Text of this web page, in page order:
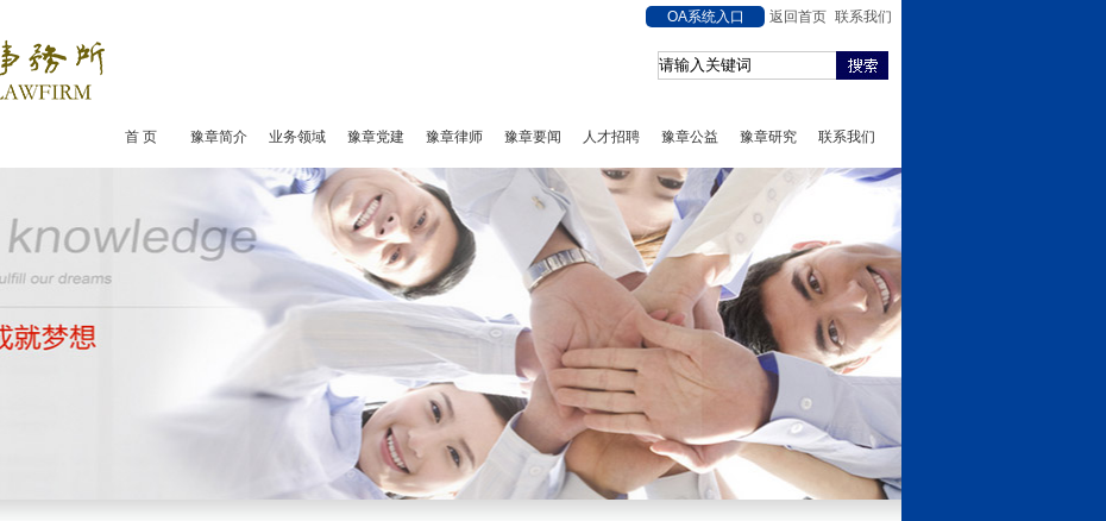
联系我们
返回首页
OA系统入口
首 页 豫章简介 业务领域 豫章党建 豫章律师 豫章要闻 人才招聘 豫章公益 豫章研究 联系我们